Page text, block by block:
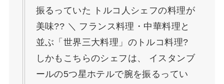
振るっていた トルコ人シェフの料理が
美味?? ＼ フランス料理・中華料理と
並ぶ「世界三大料理」のトルコ料理?
しかもこちらのシェフは、 イスタンブ
ールの5つ星ホテルで腕を振るってい